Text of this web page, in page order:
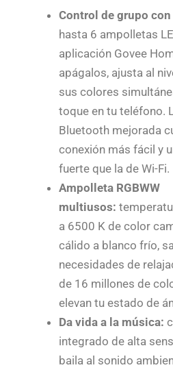
Control de grupo
hasta 6 ampolletas
aplicación Govee
apágalos, ajusta al
sus colores
toque en tu teléfono.
Bluetooth mejorada
conexión más fácil y
fuerte que la de Wi-Fi.
Ampolleta RGBWW
multiusos:
a 6500 K de color
cálido a blanco frío,
necesidades de
de 16 millones de
elevan tu estado de
Da vida a la música:
integrado de alta
baila al sonido